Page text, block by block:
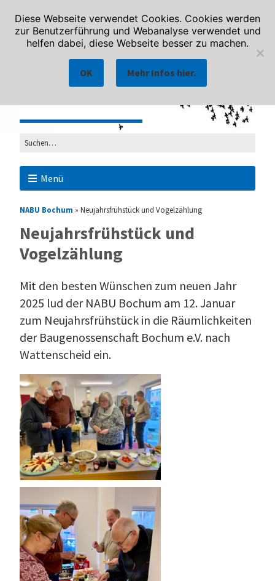
Menü
NABU Bochum » Neujahrsfrühstück und Vogelzählung
Neujahrsfrühstück und
Vogelzählung
Mit den besten Wünschen zum neuen Jahr
2025 lud der NABU Bochum am 12. Januar
zum Neujahrsfrühstück in die Räumlichkeiten
der Baugenossenschaft Bochum e.V. nach
Wattenscheid ein.
Diese Webseite verwendet Cookies. Cookies werden
zur Benutzerführung und Webanalyse verwendet und
helfen dabei, diese Webseite besser zu machen.
OK Mehr Infos hier.